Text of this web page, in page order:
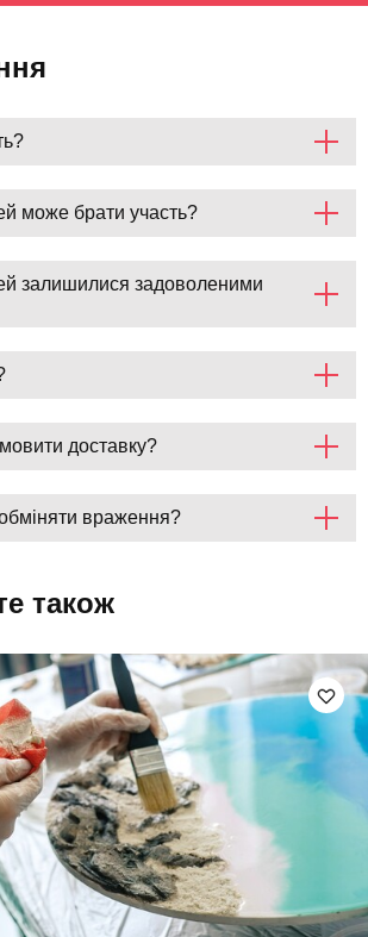
може брати участь?
залишилися задоволеними
доставку?
враження?
також